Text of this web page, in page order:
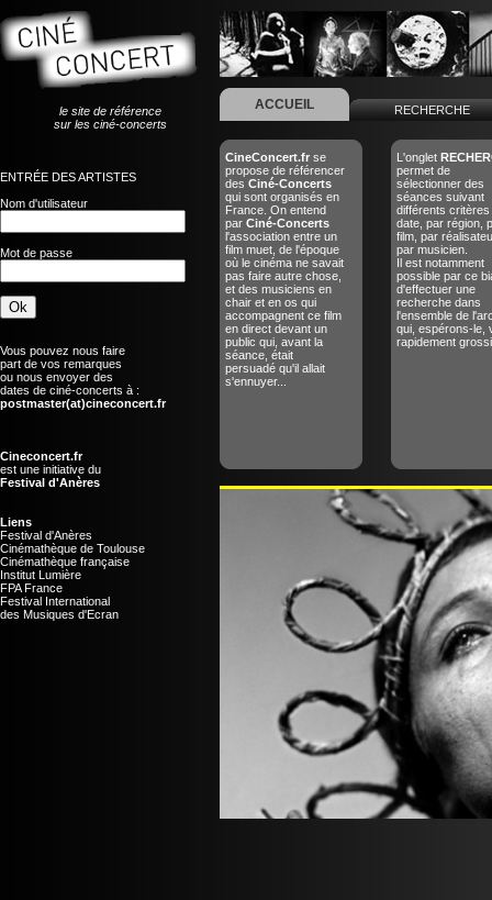
le site de référence
sur les ciné-concerts
ENTRÉE DES ARTISTES
Nom d'utilisateur
Mot de passe
Vous pouvez nous faire
part de vos remarques
ou nous envoyer des
dates de ciné-concerts à :
postmaster(at)cineconcert.fr
Cineconcert.fr
est une initiative du
Festival d'Anères
Liens
Festival d'Anères
Cinémathèque de Toulouse
Cinémathèque française
Institut Lumière
FPA France
Festival International
des Musiques d'Ecran
ACCUEIL RECHERCHE
CineConcert.fr se
propose de référencer
des Ciné-Concerts
qui sont organisés en
France. On entend
par Ciné-Concerts
l'association entre un
film muet, de l'époque
où le cinéma ne savait
pas faire autre chose,
et des musiciens en
chair et en os qui
accompagnent ce film
en direct devant un
public qui, avant la
séance, était
persuadé qu'il allait
s'ennuyer...
L'onglet
permet de
sélectionner des
séances suivant
différents critères
date, par région,
film, par
par musicien.
Il est notamment
possible par ce
d'effectuer une
recherche dans
l'ensemble de
qui, espérons-le,
rapidement